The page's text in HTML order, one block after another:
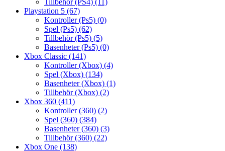
Tillbehör (PS4) (11)
Playstation 5 (67)
Kontroller (Ps5) (0)
Spel (Ps5) (62)
Tillbehör (Ps5) (5)
Basenheter (Ps5) (0)
Xbox Classic (141)
Kontroller (Xbox) (4)
Spel (Xbox) (134)
Basenheter (Xbox) (1)
Tillbehör (Xbox) (2)
Xbox 360 (411)
Kontroller (360) (2)
Spel (360) (384)
Basenheter (360) (3)
Tillbehör (360) (22)
Xbox One (138)